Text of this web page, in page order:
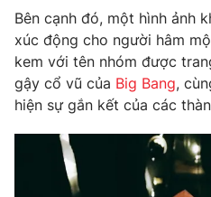
Phim VTV
Hậu trường
Nhân vật
Khán giả
Giải sao mai
Giải trí
Điện ảnh
Âm nhạc
Sao
Đời sống
Du lịch
Làm đẹp
Chất lượng cuộc sống
Giáo dục
Tuyển sinh
Công nghệ
Bên cạnh đó, một hình ảnh
xúc động cho người hâm
kem với tên nhóm được
gậy cổ vũ của Big Bang,
hiện sự gắn kết của các